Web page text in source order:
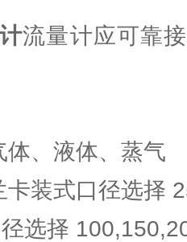
流量计应可靠
体、液体、蒸气
卡装式口径选择
选择